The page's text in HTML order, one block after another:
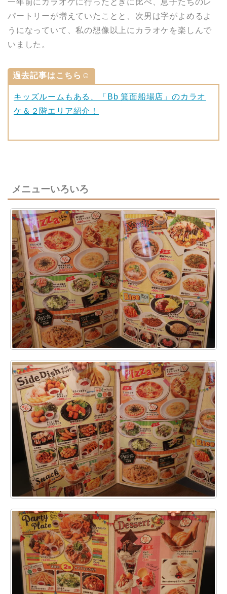
パートリーが増えていたことと、次男は字がよめるよ
うになっていて、私の想像以上にカラオケを楽しんで
いました。
過去記事はこちら☺︎
キッズルームもある、「Bb 箕面船場店」のカラオ
ケ＆２階エリア紹介！
メニューいろいろ